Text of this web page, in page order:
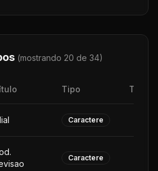
(mostrando 20 de 34)
Tipo
Caractere
Caractere